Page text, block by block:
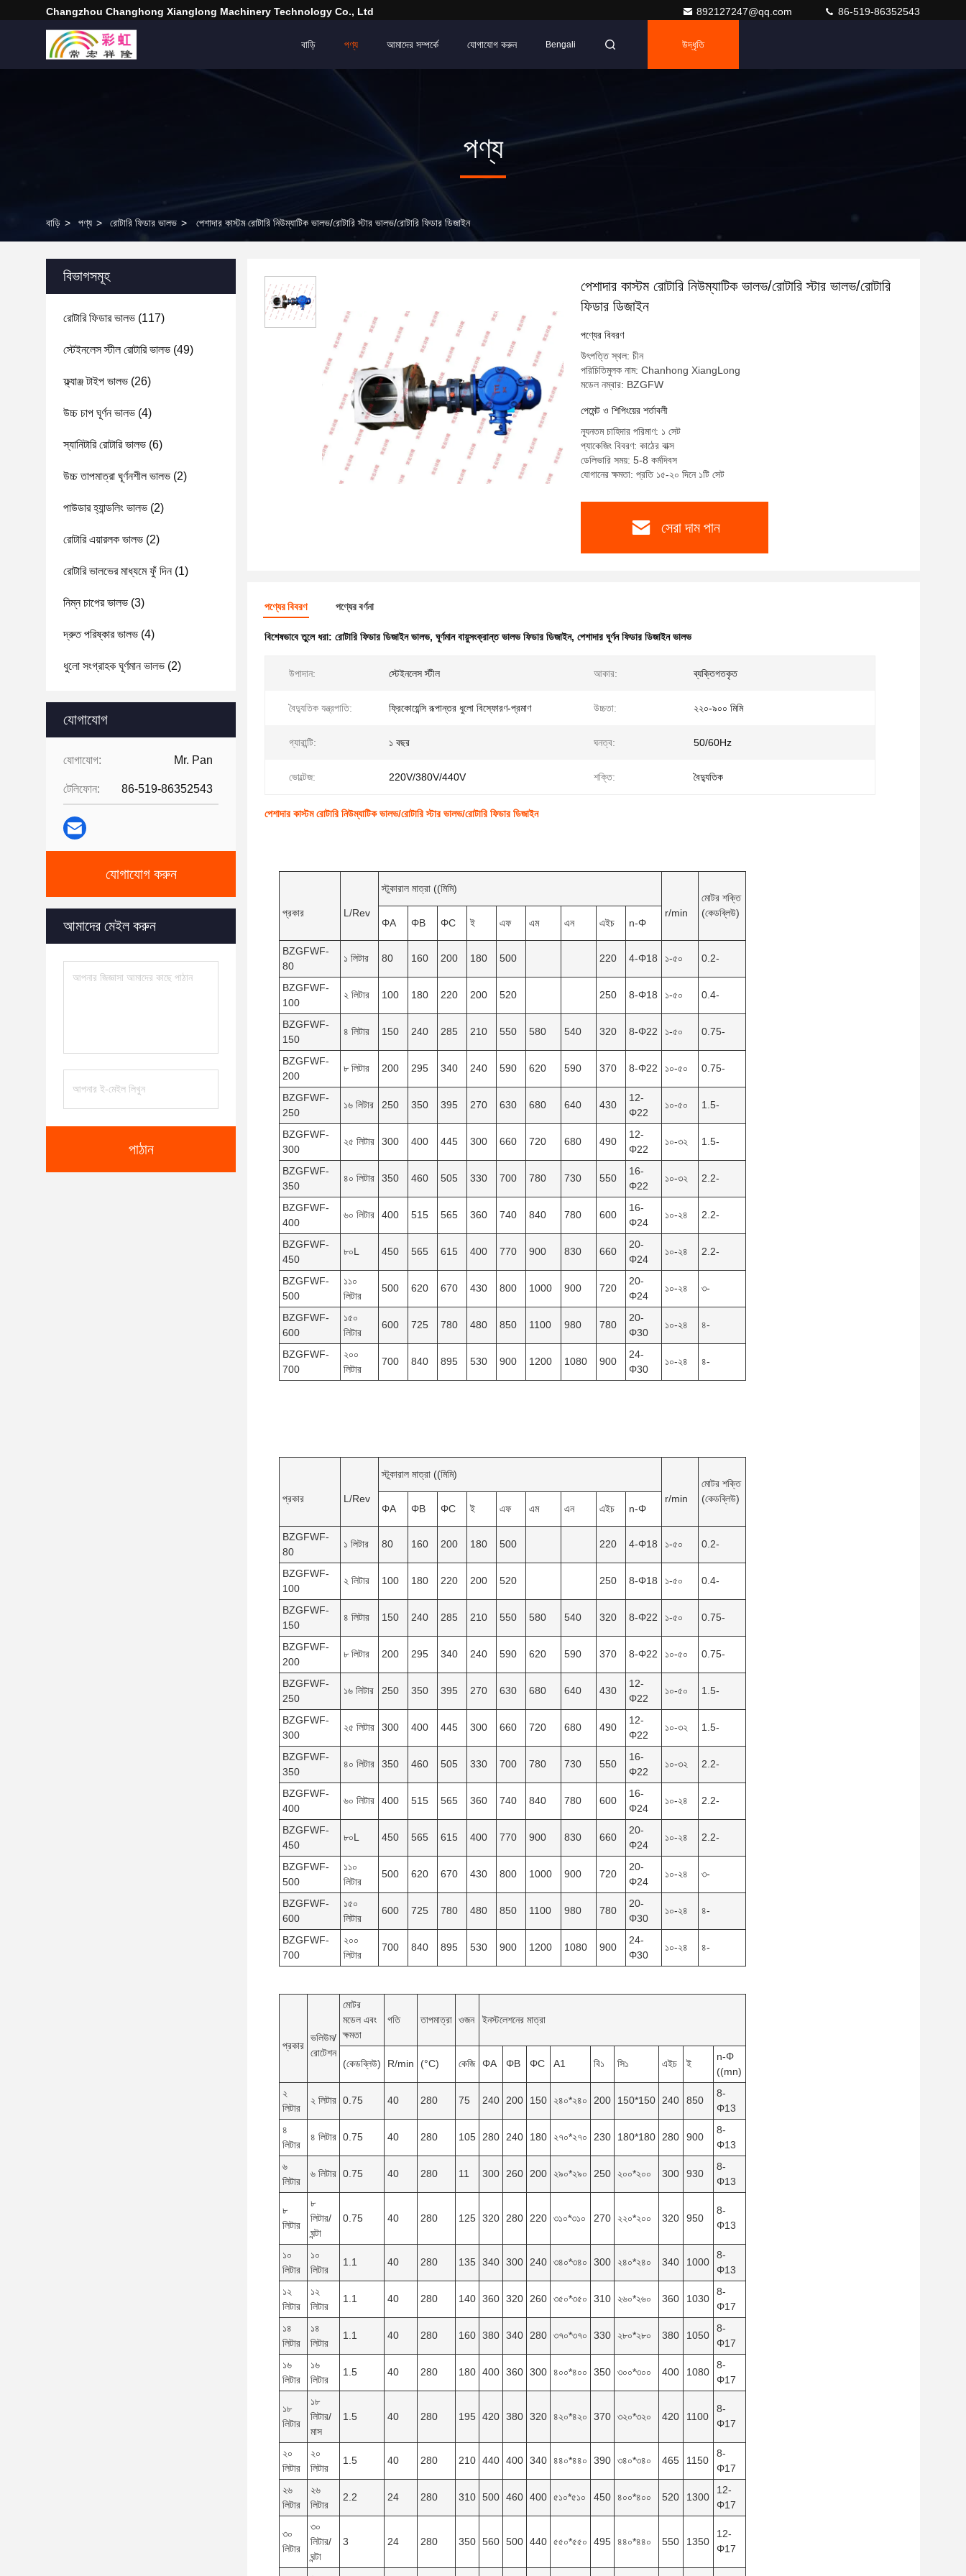
Changzhou Changhong Xianglong Machinery Technology Co., Ltd 892127247@qq.com 86-519-86352543
বাড়ি পণ্য আমাদের সম্পর্কে যোগাযোগ করুন Bengali উদ্ধৃতি
পণ্য
বাড়ি > পণ্য > রোটারি ফিডার ভালভ > পেশাদার কাস্টম রোটারি নিউম্যাটিক ভালভ/রোটারি স্টার ভালভ/রোটারি ফিডার ডিজাইন
বিভাগসমূহ
রোটারি ফিডার ভালভ (117)
স্টেইনলেস স্টীল রোটারি ভালভ (49)
ফ্ল্যাঞ্জ টাইপ ভালভ (26)
উচ্চ চাপ ঘূর্ণন ভালভ (4)
স্যানিটারি রোটারি ভালভ (6)
উচ্চ তাপমাত্রা ঘূর্ণনশীল ভালভ (2)
পাউডার হ্যান্ডলিং ভালভ (2)
রোটারি এয়ারলক ভালভ (2)
রোটারি ভালভের মাধ্যমে ফুঁ দিন(1)
নিম্ন চাপের ভালভ (3)
দ্রুত পরিষ্কার ভালভ (4)
ধুলো সংগ্রাহক ঘূর্ণমান ভালভ (2)
যোগাযোগ
যোগাযোগ: Mr. Pan
টেলিফোন: 86-519-86352543
যোগাযোগ করুন
আমাদের মেইল ​​করুন
পাঠান
পেশাদার কাস্টম রোটারি নিউম্যাটিক ভালভ/রোটারি স্টার ভালভ/রোটারি
ফিডার ডিজাইন
পণ্যের বিবরণ
উৎপত্তি স্থল: চীন
পরিচিতিমুলক নাম: Chanhong XiangLong
মডেল নম্বার: BZGFW
পেমেন্ট ও শিপিংয়ের শর্তাবলী
ন্যূনতম চাহিদার পরিমাণ: ১ সেট
প্যাকেজিং বিবরণ: কাঠের বাক্স
ডেলিভারি সময়: 5-8 কর্মদিবস
যোগানের ক্ষমতা: প্রতি ১৫-২০ দিনে ১টি সেট
সেরা দাম পান
পণ্যের বিবরণ পণ্যের বর্ণনা
বিশেষভাবে তুলে ধরা: রোটারি ফিডার ডিজাইন ভালভ, ঘূর্ণমান বায়ুসংক্রান্ত ভালভ ফিডার ডিজাইন, পেশাদার ঘূর্ণন ফিডার ডিজাইন ভালভ
উপাদান: স্টেইনলেস স্টীল আকার: ব্যক্তিগতকৃত
বৈদ্যুতিক যন্ত্রপাতি: ফ্রিকোয়েন্সি রূপান্তর ধুলো বিস্ফোরণ-প্রমাণ উচ্চতা: ২২০-৯০০ মিমি
গ্যারান্টি: ১ বছর ঘনত্ব: 50/60Hz
ভোল্টেজ: 220V/380V/440V শক্তি: বৈদ্যুতিক
পেশাদার কাস্টম রোটারি নিউম্যাটিক ভালভ/রোটারি স্টার ভালভ/রোটারি ফিডার ডিজাইন
প্রকার L/Rev
স্টুকারাল মাত্রা ((মিমি)
r/min
মোটর শক্তি
(কেডব্লিউ)
ΦA
ΦB ΦC ই এফ এম এন এইচ n-Φ
BZGFWF-
80
১ লিটার 80 160 200 180 500 220 4-Φ18 ১-৫০ 0.2-
BZGFWF-
100
২ লিটার 100 180 220 200 520 250 8-Φ18 ১-৫০ 0.4-
BZGFWF-
150
৪ লিটার 150 240 285 210 550 580 540 320 8-Φ22 ১-৫০ 0.75-
BZGFWF-
200
৮ লিটার 200 295 340 240 590 620 590 370 8-Φ22 ১০-৫০ 0.75-
BZGFWF-
250
১৬ লিটার 250 350 395 270 630 680 640 430
12-
Φ22
১০-৫০ 1.5-
BZGFWF-
300
২৫ লিটার 300 400 445 300 660 720 680 490
12-
Φ22
১০-৩২ 1.5-
BZGFWF-
350
৪০ লিটার 350 460 505 330 700 780 730 550
16-
Φ22
১০-৩২ 2.2-
BZGFWF-
400
৬০ লিটার 400 515 565 360 740 840 780 600
16-
Φ24
১০-২৪ 2.2-
BZGFWF-
450
৮০L 450 565 615 400 770 900 830 660
20-
Φ24
১০-২৪ 2.2-
BZGFWF-
500
১১০
লিটার
500 620 670 430 800 1000 900 720
20-
Φ24
১০-২৪ ৩-
BZGFWF-
600
১৫০
লিটার
600 725 780 480 850 1100 980 780
20-
Φ30
১০-২৪ ৪-
BZGFWF-
700
২০০
লিটার
700 840 895 530 900 1200 1080 900
24-
Φ30
১০-২৪ ৪-
প্রকার L/Rev
স্টুকারাল মাত্রা ((মিমি)
r/min
মোটর শক্তি
(কেডব্লিউ)
ΦA
ΦB ΦC ই এফ এম এন এইচ n-Φ
BZGFWF-
80
১ লিটার 80 160 200 180 500 220 4-Φ18 ১-৫০ 0.2-
BZGFWF-
100
২ লিটার 100 180 220 200 520 250 8-Φ18 ১-৫০ 0.4-
BZGFWF-
150
৪ লিটার 150 240 285 210 550 580 540 320 8-Φ22 ১-৫০ 0.75-
BZGFWF-
200
৮ লিটার 200 295 340 240 590 620 590 370 8-Φ22 ১০-৫০ 0.75-
BZGFWF-
250
১৬ লিটার 250 350 395 270 630 680 640 430
12-
Φ22
১০-৫০ 1.5-
BZGFWF-
300
২৫ লিটার 300 400 445 300 660 720 680 490
12-
Φ22
১০-৩২ 1.5-
BZGFWF-
350
৪০ লিটার 350 460 505 330 700 780 730 550
16-
Φ22
১০-৩২ 2.2-
BZGFWF-
400
৬০ লিটার 400 515 565 360 740 840 780 600
16-
Φ24
১০-২৪ 2.2-
BZGFWF-
450
৮০L 450 565 615 400 770 900 830 660
20-
Φ24
১০-২৪ 2.2-
BZGFWF-
500
১১০
লিটার
500 620 670 430 800 1000 900 720
20-
Φ24
১০-২৪ ৩-
BZGFWF-
600
১৫০
লিটার
600 725 780 480 850 1100 980 780
20-
Φ30
১০-২৪ ৪-
BZGFWF-
700
২০০
লিটার
700 840 895 530 900 1200 1080 900
24-
Φ30
১০-২৪ ৪-
প্রকার
ভলিউম/
রোটেশন
মোটর
মডেল এবং
ক্ষমতা
গতি তাপমাত্রা ওজন ইনস্টলেশনের মাত্রা
(কেডব্লিউ) R/min (°C) কেজি ΦA ΦB ΦC A1 বি১ সি১ এইচ ই
n-Φ
((mn)
২
লিটার
২ লিটার 0.75 40 280 75 240 200 150 ২৪০*২৪০ 200 150*150 240 850
8-
Φ13
৪
লিটার
৪ লিটার 0.75 40 280 105 280 240 180 ২৭০*২৭০ 230 180*180 280 900
8-
Φ13
৬
লিটার
৬ লিটার 0.75 40 280 11 300 260 200 ২৯০*২৯০ 250 ২০০*২০০ 300 930
8-
Φ13
৮
লিটার
৮
লিটার/
ঘন্টা
0.75 40 280 125 320 280 220 ৩১০*৩১০ 270 ২২০*২০০ 320 950
8-
Φ13
১০
লিটার
১০
লিটার
1.1 40 280 135 340 300 240 ৩৪০*৩৪০ 300 ২৪০*২৪০ 340 1000
8-
Φ13
১২
লিটার
১২
লিটার
1.1 40 280 140 360 320 260 ৩৫০*৩৫০ 310 ২৬০*২৬০ 360 1030
8-
Φ17
১৪
লিটার
১৪
লিটার
1.1 40 280 160 380 340 280 ৩৭০*৩৭০ 330 ২৮০*২৮০ 380 1050
8-
Φ17
১৬
লিটার
১৬
লিটার
1.5 40 280 180 400 360 300 ৪০০*৪০০ 350 ৩০০*৩০০ 400 1080
8-
Φ17
১৮
লিটার
১৮
লিটার/
মাস
1.5 40 280 195 420 380 320 ৪২০*৪২০ 370 ৩২০*৩২০ 420 1100
8-
Φ17
২০
লিটার
২০
লিটার
1.5 40 280 210 440 400 340 ৪৪০*৪৪০ 390 ৩৪০*৩৪০ 465 1150
8-
Φ17
২৬
লিটার
২৬
লিটার
2.2 24 280 310 500 460 400 ৫১০*৫১০ 450 ৪০০*৪০০ 520 1300
12-
Φ17
৩০
লিটার
৩০
লিটার/
ঘন্টা
3 24 280 350 560 500 440 ৫৫০*৫৫০ 495 ৪৪০*৪৪০ 550 1350
12-
Φ17